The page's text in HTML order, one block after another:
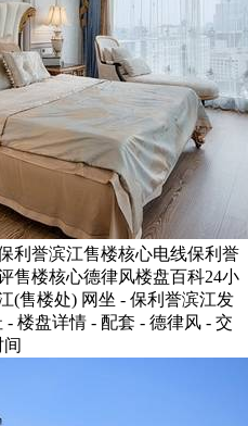
利誉滨江售楼核心电线保利誉
售楼核心德律风楼盘百科24小
(售楼处) 网坐 - 保利誉滨江发
楼盘详情 - 配套 - 德律风 - 交